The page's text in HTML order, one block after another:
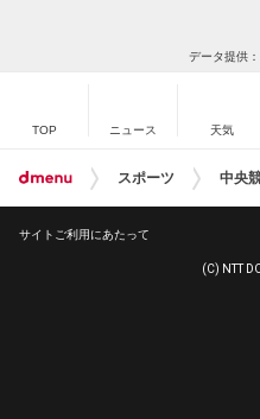
データ提供
TOP ニュース 天気
スポーツ 中央
サイトご利用にあたって
(C) NTT